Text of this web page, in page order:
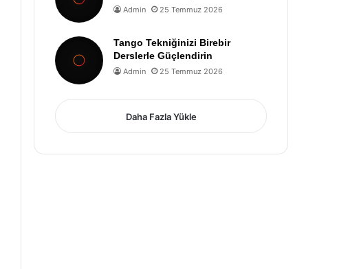
Admin 25 Temmuz 2026
Tango Tekniğinizi Birebir
Derslerle Güçlendirin
Admin 25 Temmuz 2026
Daha Fazla Yükle